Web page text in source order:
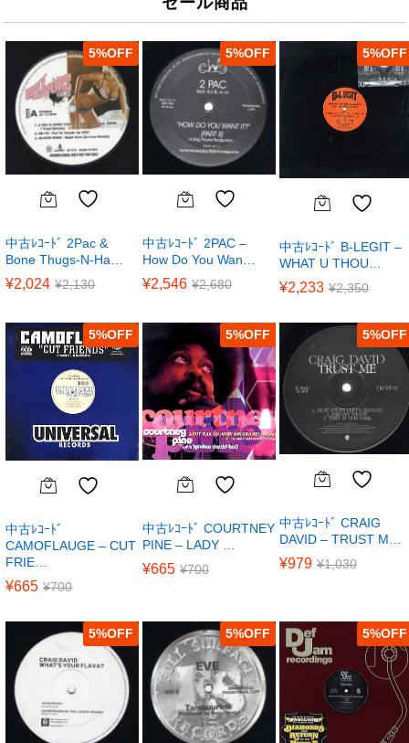
5%
中古ﾚｺｰﾄﾞ 2Pac &
Bone Thugs-N-Ha…
¥2,024 ¥2,130
5%
中古ﾚｺｰﾄﾞ 2PAC –
How Do You Wan…
¥2,546 ¥2,680
5%
中古ﾚｺｰﾄﾞ B-LEGIT –
WHAT U THOU…
¥2,233 ¥2,350
5%
中古ﾚｺｰﾄﾞ
CAMOFLAUGE – CUT
FRIE…
¥665 ¥700
5%
中古ﾚｺｰﾄﾞ COURTNEY
PINE – LADY …
¥665 ¥700
5%
中古ﾚｺｰﾄﾞ CRAIG
DAVID – TRUST M…
¥979 ¥1,030
5% 5% 5%